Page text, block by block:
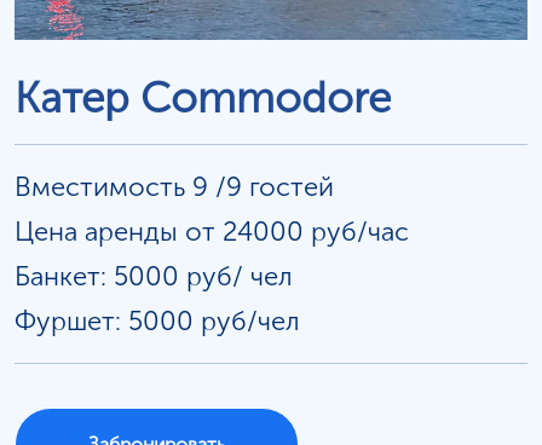
Катер Commodore
Вместимость 9 /9 гостей
Цена аренды от 24000 руб/час
Банкет: 5000 руб/ чел
Фуршет: 5000 руб/чел